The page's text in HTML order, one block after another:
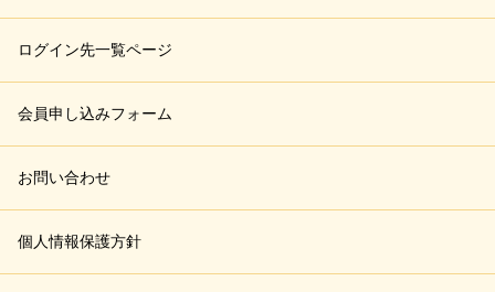
ログイン先一覧ページ
会員申し込みフォーム
お問い合わせ
個人情報保護方針